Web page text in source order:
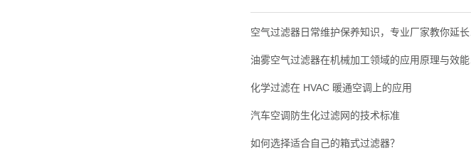
空气过滤器日常维护保养知识，专业厂家教你延长
油雾空气过滤器在机械加工领域的应用原理与效能
化学过滤在 HVAC 暖通空调上的应⽤
汽车空调防生化过滤网的技术标准
如何选择适合自己的箱式过滤器？